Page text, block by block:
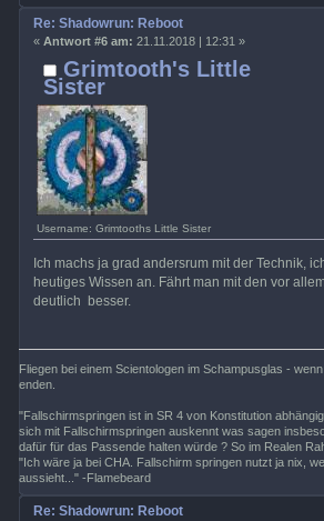
Grimtooth's Little
Sister
Username: Grimtooths Little Sister
Re: Shadowrun: Reboot
« Antwort #6 am: 21.11.2018 | 12:31 »
Ich machs ja grad andersrum mit der Technik,
heutiges Wissen an. Fährt man mit den vor
deutlich besser.
Fliegen bei einem Scientologen im Schampusglas -
enden.
"Fallschirmspringen ist in SR 4 von Konstitution
sich mit Fallschirmspringen auskennt was sagen
dafür für das Passende halten würde ? So im Realen
"Ich wäre ja bei CHA. Fallschirm springen nutzt ja nix,
aussieht..." -Flamebeard
Re: Shadowrun: Reboot